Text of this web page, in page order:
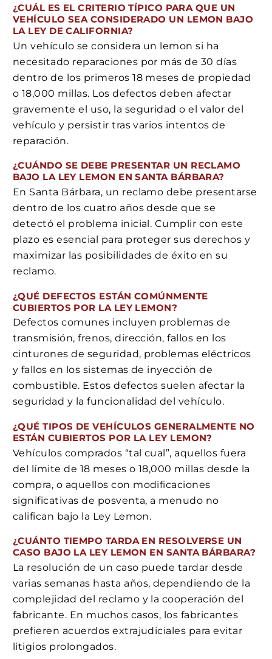
¿CUÁL ES EL CRITERIO TÍPICO PARA QUE UN
VEHÍCULO SEA CONSIDERADO UN LEMON BAJO
LA LEY DE CALIFORNIA?
Un vehículo se considera un lemon si ha
necesitado reparaciones por más de 30 días
dentro de los primeros 18 meses de propiedad
o 18,000 millas. Los defectos deben afectar
gravemente el uso, la seguridad o el valor del
vehículo y persistir tras varios intentos de
reparación.
¿CUÁNDO SE DEBE PRESENTAR UN RECLAMO
BAJO LA LEY LEMON EN SANTA BÁRBARA?
En Santa Bárbara, un reclamo debe presentarse
dentro de los cuatro años desde que se
detectó el problema inicial. Cumplir con este
plazo es esencial para proteger sus derechos y
maximizar las posibilidades de éxito en su
reclamo.
¿QUÉ DEFECTOS ESTÁN COMÚNMENTE
CUBIERTOS POR LA LEY LEMON?
Defectos comunes incluyen problemas de
transmisión, frenos, dirección, fallos en los
cinturones de seguridad, problemas eléctricos
y fallos en los sistemas de inyección de
combustible. Estos defectos suelen afectar la
seguridad y la funcionalidad del vehículo.
¿QUÉ TIPOS DE VEHÍCULOS GENERALMENTE NO
ESTÁN CUBIERTOS POR LA LEY LEMON?
Vehículos comprados “tal cual”, aquellos fuera
del límite de 18 meses o 18,000 millas desde la
compra, o aquellos con modificaciones
significativas de posventa, a menudo no
califican bajo la Ley Lemon.
¿CUÁNTO TIEMPO TARDA EN RESOLVERSE UN
CASO BAJO LA LEY LEMON EN SANTA BÁRBARA?
La resolución de un caso puede tardar desde
varias semanas hasta años, dependiendo de la
complejidad del reclamo y la cooperación del
fabricante. En muchos casos, los fabricantes
prefieren acuerdos extrajudiciales para evitar
litigios prolongados.